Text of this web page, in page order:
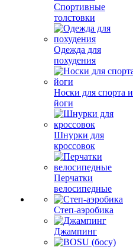
Спортивные
толстовки
Одежда для
похудения
Носки для спорта и
йоги
Шнурки для
кроссовок
Перчатки
велосипедные
Степ-аэробика
Джампинг